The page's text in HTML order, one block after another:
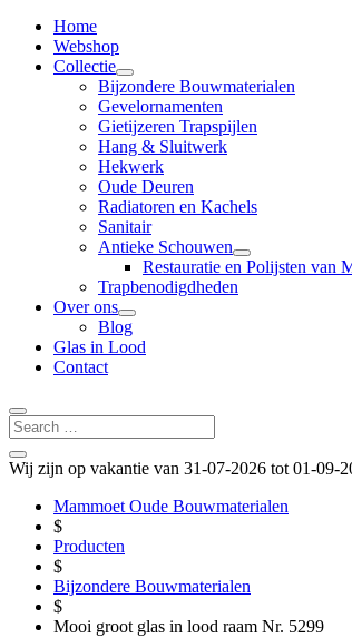
Home
Webshop
Collectie
Bijzondere Bouwmaterialen
Gevelornamenten
Gietijzeren Trapspijlen
Hang & Sluitwerk
Hekwerk
Oude Deuren
Radiatoren en Kachels
Sanitair
Antieke Schouwen
Restauratie en Polijsten van
Trapbenodigdheden
Over ons
Blog
Glas in Lood
Contact
Wij zijn op vakantie van 31-07-2026 tot 01-09-
Mammoet Oude Bouwmaterialen
$
Producten
$
Bijzondere Bouwmaterialen
$
Mooi groot glas in lood raam Nr. 5299